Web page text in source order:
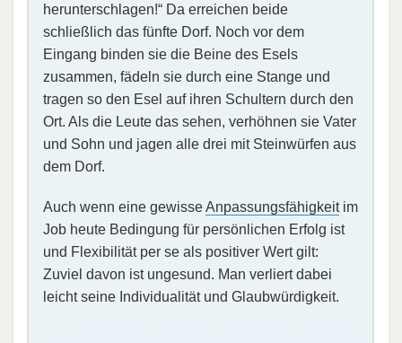
herunterschlagen!“ Da erreichen beide
schließlich das fünfte Dorf. Noch vor dem
Eingang binden sie die Beine des Esels
zusammen, fädeln sie durch eine Stange und
tragen so den Esel auf ihren Schultern durch den
Ort. Als die Leute das sehen, verhöhnen sie Vater
und Sohn und jagen alle drei mit Steinwürfen aus
dem Dorf.
Auch wenn eine gewisseAnpassungsfähigkeitim
Job heute Bedingung für persönlichen Erfolg ist
und Flexibilität per se als positiver Wert gilt:
Zuviel davon ist ungesund. Man verliert dabei
leicht seine Individualität und Glaubwürdigkeit.